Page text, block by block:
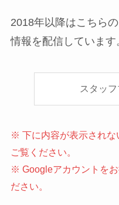
2018年以降はこちら
情報を配信しています
スタッ
※ 下に内容が表示されな
ご覧ください。
※ Googleアカウントを
ださい。